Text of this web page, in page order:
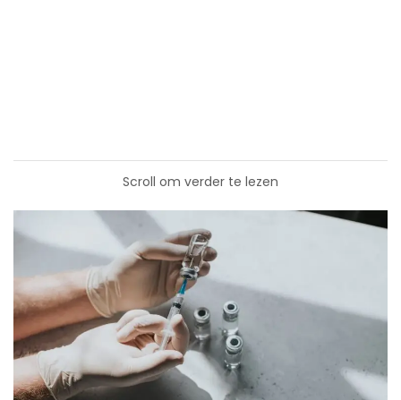
Scroll om verder te lezen